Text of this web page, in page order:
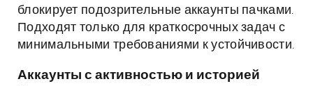
блокирует подозрительные аккаунты пачками.
Подходят только для краткосрочных задач с
минимальными требованиями к устойчивости.
Аккаунты с активностью и историей